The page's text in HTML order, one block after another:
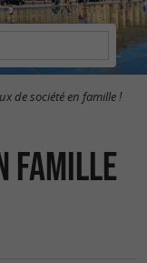
de société en famille !
famille